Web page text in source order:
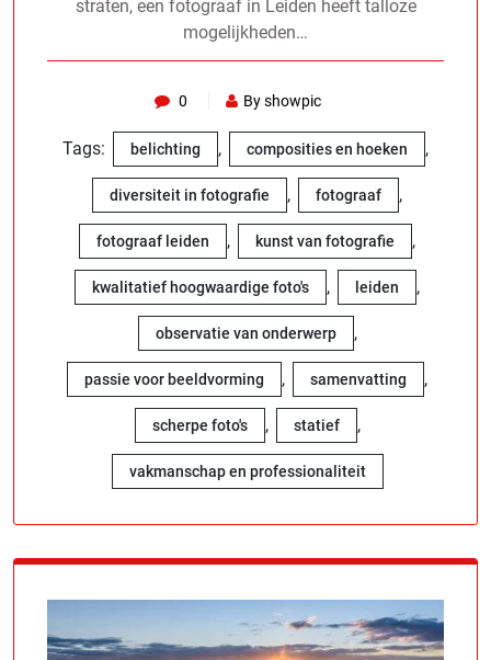
straten, een fotograaf in Leiden heeft talloze
mogelijkheden…
0 By showpic
Tags: belichting , composities en hoeken ,
diversiteit in fotografie , fotograaf ,
fotograaf leiden , kunst van fotografie ,
kwalitatief hoogwaardige foto's , leiden ,
observatie van onderwerp ,
passie voor beeldvorming , samenvatting ,
scherpe foto's , statief ,
vakmanschap en professionaliteit